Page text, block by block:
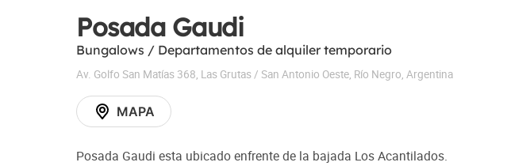
Posada Gaudi
Bungalows / Departamentos de alquiler temporario
Av. Golfo San Matías 368, Las Grutas / San Antonio Oeste, Río Negro, Argentina
MAPA
Posada Gaudi esta ubicado enfrente de la bajada Los Acantilados.